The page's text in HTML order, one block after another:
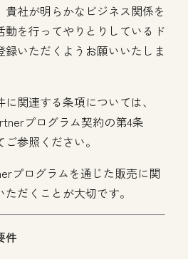
貴社が明らかなビジネス関係を
を行ってやりとりしているド
録いただくようお願いいたしま
関連する条項については、
プログラム契約の第4条
ご参照ください。
プログラムを通じた販売に関
だくことが大切です。
件